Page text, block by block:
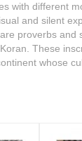
with different
and silent
proverbs and
These
whose